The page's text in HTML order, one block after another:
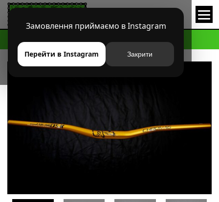
Замовлення приймаємо в Instagram
Перейти в Instagram Закрити